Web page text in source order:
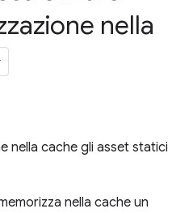
nella
nella cache gli asset statici
nella cache un